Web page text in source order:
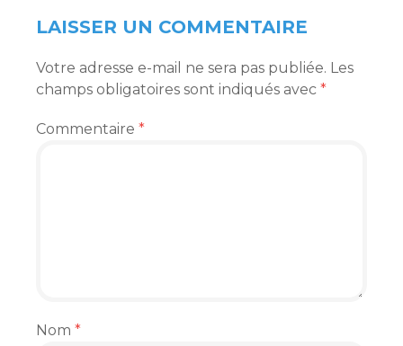
LAISSER UN COMMENTAIRE
Votre adresse e-mail ne sera pas publiée. Les
champs obligatoires sont indiqués avec *
Commentaire *
Nom *